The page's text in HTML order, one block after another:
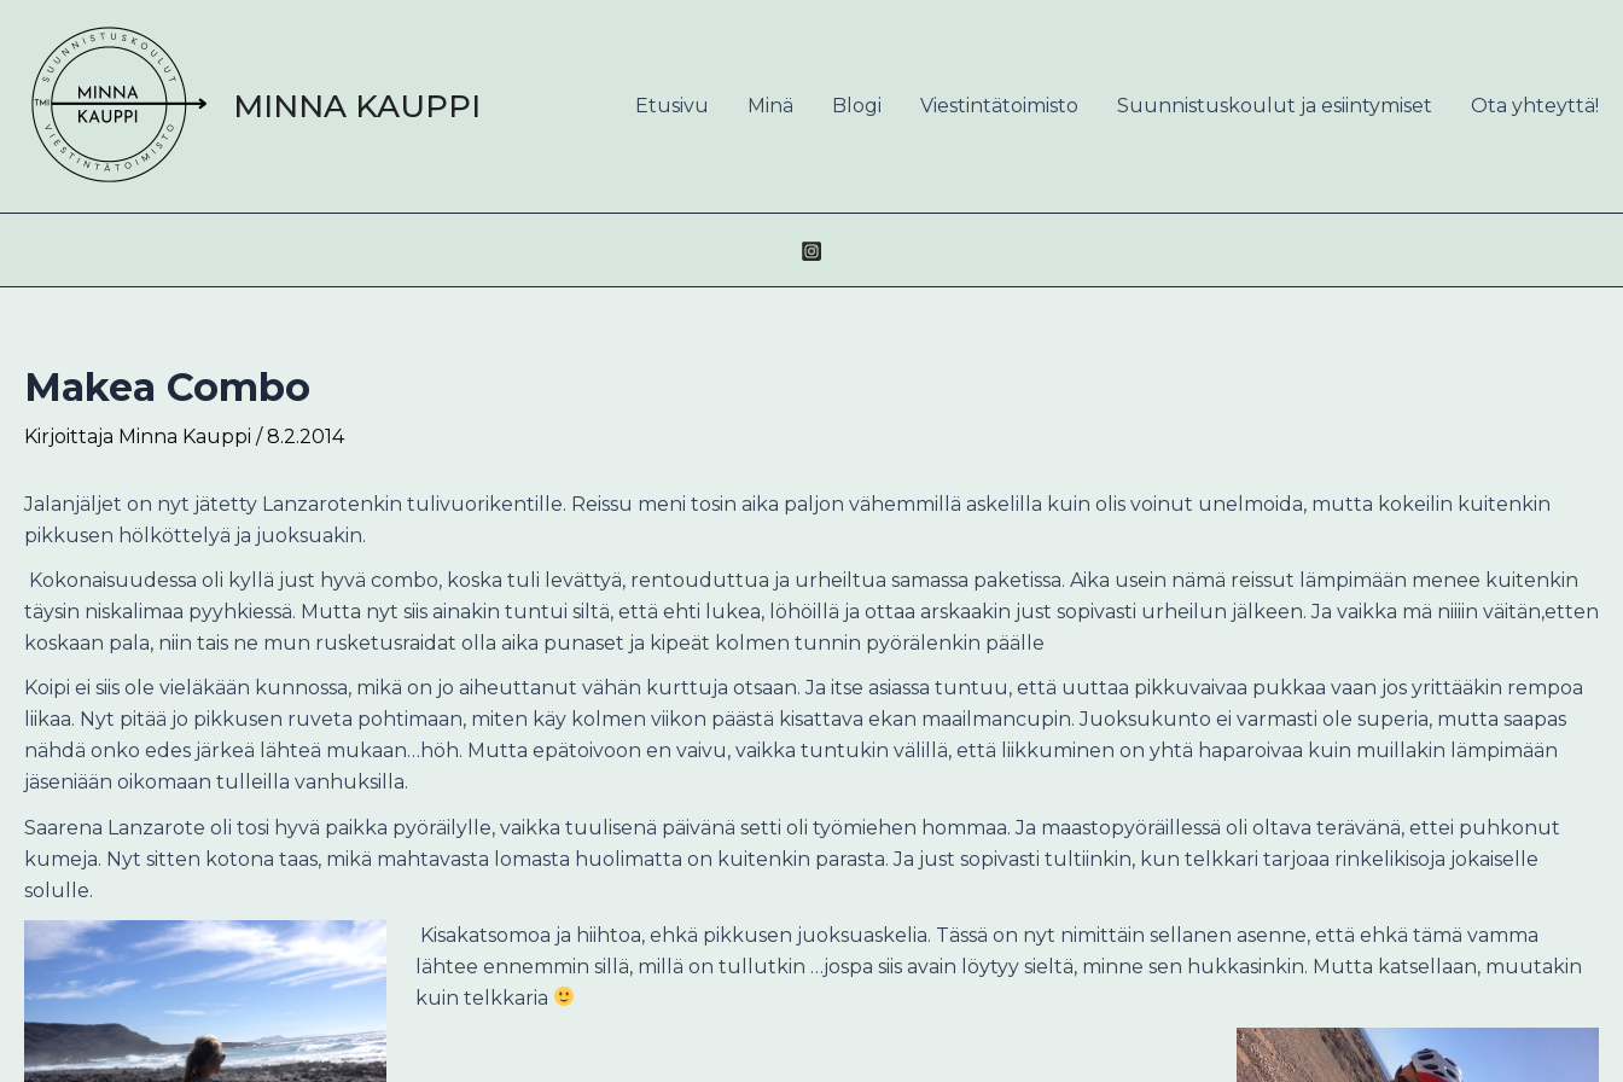
sisältöön
MINNA KAUPPI Etusivu Minä Blogi Viestintätoimisto Suunnistuskoulut ja esiintymiset Ota yhteyttä!
Makea Combo
Kirjoittaja Minna Kauppi /8.2.2014
Jalanjäljet on nyt jätetty Lanzarotenkin tulivuorikentille. Reissu meni tosin aika paljon vähemmillä askelilla kuin olis voinut unelmoida, mutta kokeilin kuitenkin
pikkusen hölköttelyä ja juoksuakin.
Kokonaisuudessa oli kyllä just hyvä combo, koska tuli levättyä, rentouduttua ja urheiltua samassa paketissa. Aika usein nämä reissut lämpimään menee kuitenkin
täysin niskalimaa pyyhkiessä. Mutta nyt siis ainakin tuntui siltä, että ehti lukea, löhöillä ja ottaa arskaakin just sopivasti urheilun jälkeen. Ja vaikka mä niiiin väitän,etten
koskaan pala, niin tais ne mun rusketusraidat olla aika punaset ja kipeät kolmen tunnin pyörälenkin päälle
Koipi ei siis ole vieläkään kunnossa, mikä on jo aiheuttanut vähän kurttuja otsaan. Ja itse asiassa tuntuu, että uuttaa pikkuvaivaa pukkaa vaan jos yrittääkin rempoa
liikaa. Nyt pitää jo pikkusen ruveta pohtimaan, miten käy kolmen viikon päästä kisattava ekan maailmancupin. Juoksukunto ei varmasti ole superia, mutta saapas
nähdä onko edes järkeä lähteä mukaan…höh. Mutta epätoivoon en vaivu, vaikka tuntukin välillä, että liikkuminen on yhtä haparoivaa kuin muillakin lämpimään
jäseniään oikomaan tulleilla vanhuksilla.
Saarena Lanzarote oli tosi hyvä paikka pyöräilylle, vaikka tuulisenä päivänä setti oli työmiehen hommaa. Ja maastopyöräillessä oli oltava terävänä, ettei puhkonut
kumeja. Nyt sitten kotona taas, mikä mahtavasta lomasta huolimatta on kuitenkin parasta. Ja just sopivasti tultiinkin, kun telkkari tarjoaa rinkelikisoja jokaiselle
solulle.
Kisakatsomoa ja hiihtoa, ehkä pikkusen juoksuaskelia. Tässä on nyt nimittäin sellanen asenne, että ehkä tämä vamma
lähtee ennemmin sillä, millä on tullutkin …jospa siis avain löytyy sieltä, minne sen hukkasinkin. Mutta katsellaan, muutakin
kuin telkkaria